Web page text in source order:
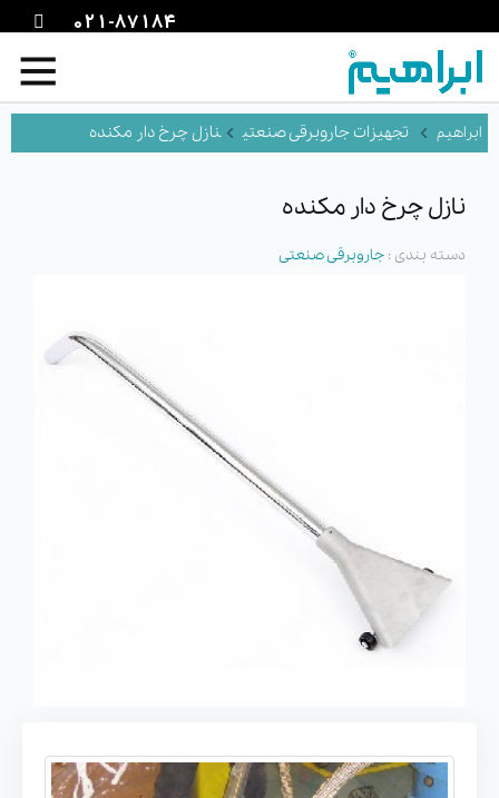
021-87184
تجهیزات جاروبرقی صنعتی نازل چرخ دار مکنده
نازل چرخ دار مکنده
دسته بندی : جاروبرقی صنعتی